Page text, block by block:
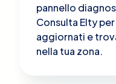
pannello
Consulta Elty
aggiornati e
nella tua zona.